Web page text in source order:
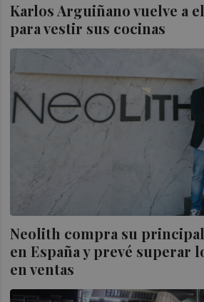
Karlos Arguiñano vuelve a
para vestir sus cocinas
Neolith compra su
en España y prevé superar
en ventas